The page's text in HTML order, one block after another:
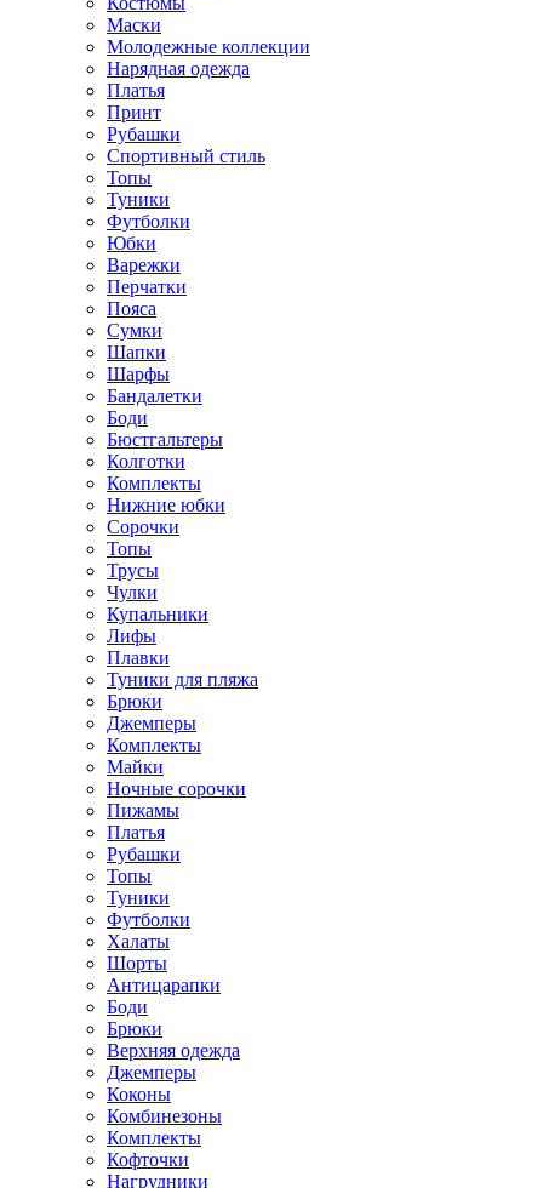
Маски
Молодежные коллекции
Нарядная одежда
Платья
Принт
Рубашки
Спортивный стиль
Топы
Туники
Футболки
Юбки
Варежки
Перчатки
Пояса
Сумки
Шапки
Шарфы
Бандалетки
Боди
Бюстгальтеры
Колготки
Комплекты
Нижние юбки
Сорочки
Топы
Трусы
Чулки
Купальники
Лифы
Плавки
Туники для пляжа
Брюки
Джемперы
Комплекты
Майки
Ночные сорочки
Пижамы
Платья
Рубашки
Топы
Туники
Футболки
Халаты
Шорты
Антицарапки
Боди
Брюки
Верхняя одежда
Джемперы
Коконы
Комбинезоны
Комплекты
Кофточки
Нагрудники